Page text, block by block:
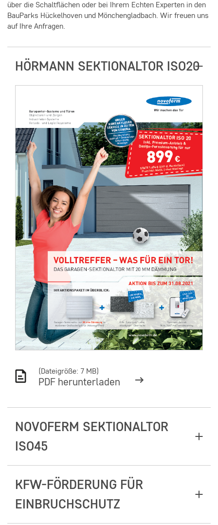
über die Schaltflächen oder bei Ihrem Echten Experten in den
BauParks Hückelhoven und Mönchengladbach. Wir freuen uns
auf Ihre Anfragen.
HÖRMANN SEKTIONALTOR ISO20
(Dateigröße: 7 MB)
PDF herunterladen
NOVOFERM SEKTIONALTOR
ISO45
KFW-FÖRDERUNG FÜR
EINBRUCHSCHUTZ